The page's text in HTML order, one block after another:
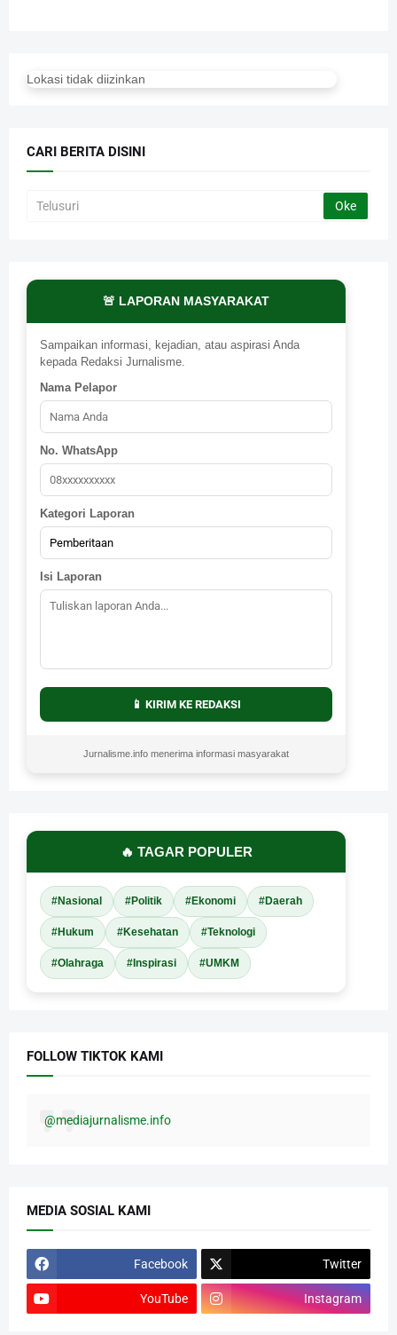
Lokasi tidak diizinkan
CARI BERITA DISINI
🚨 LAPORAN MASYARAKAT
Sampaikan informasi, kejadian, atau aspirasi Anda
kepada Redaksi Jurnalisme.
Nama Pelapor
No. WhatsApp
Kategori Laporan
Isi Laporan
📱 KIRIM KE REDAKSI
Jurnalisme.info menerima informasi masyarakat
🔥 TAGAR POPULER
#Nasional #Politik #Ekonomi #Daerah
#Hukum #Kesehatan #Teknologi
#Olahraga #Inspirasi #UMKM
FOLLOW TIKTOK KAMI
@mediajurnalisme.info
MEDIA SOSIAL KAMI
Facebook Twitter
YouTube Instagram